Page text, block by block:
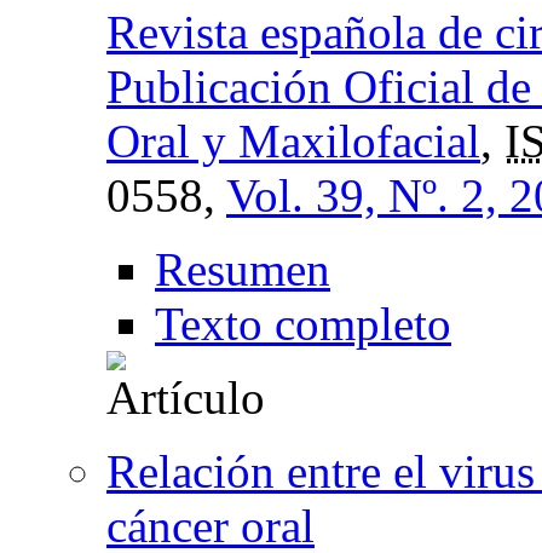
Revista española de
Publicación Oficial de
Oral y Maxilofacial,
0558, Vol. 39, Nº. 2,
Resumen
Texto completo
Relación entre el
cáncer oral